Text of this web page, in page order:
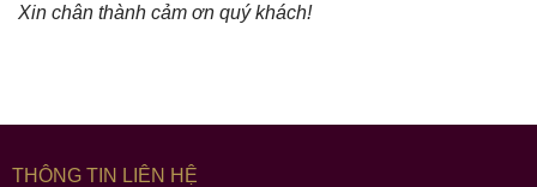
Xin chân thành cảm ơn quý khách!
THÔNG TIN LIÊN HỆ